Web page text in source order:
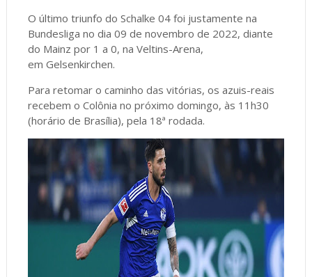
O último triunfo do Schalke 04 foi justamente na
Bundesliga no dia 09 de novembro de 2022, diante
do Mainz por 1 a 0, na Veltins-Arena,
em Gelsenkirchen.
Para retomar o caminho das vitórias, os azuis-reais
recebem o Colônia no próximo domingo, às 11h30
(horário de Brasília), pela 18ª rodada.